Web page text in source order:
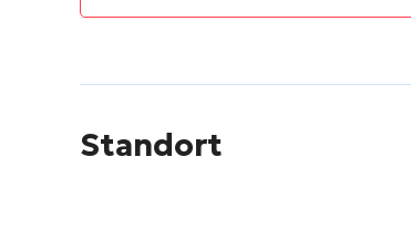
Standort